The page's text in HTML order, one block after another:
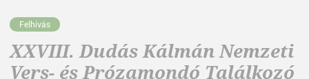
Felhívás
XXVIII. Dudás Kálmán Nemzeti
Vers- és Prózamondó Találkozó